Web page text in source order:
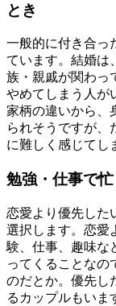
とき
一般的に付き合っ
ています。結婚は
族・親戚が関わっ
やめてしまう人が
家柄の違いから、
られそうですが、
に難しく感じてし
勉強・仕事で
恋愛より優先した
選択します。恋愛
験、仕事、趣味な
ってくることなの
のだとか。優先し
るカップルもいま